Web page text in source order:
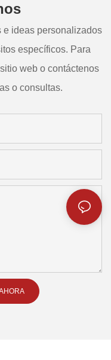
e ideas personalizados
específicos. Para
web o contáctenos
o consultas.